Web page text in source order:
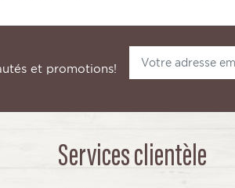
et promotions!
Services clientèle